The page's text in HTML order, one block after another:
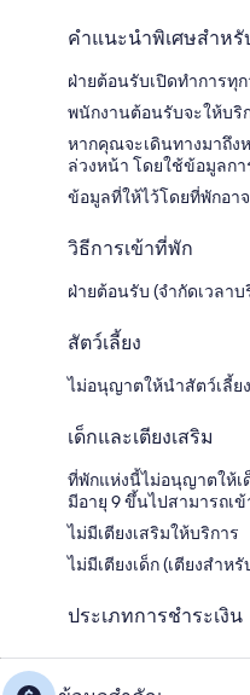
คำแนะนำพิเศษสำหรั
ฝ่ายต้อนรับเปิดทำการทุ
พนักงานต้อนรับจะให้บริ
หากคุณจะเดินทางมาถึง
ล่วงหน้า โดยใช้ข้อมูลก
ข้อมูลที่ให้ไว้โดยที่พักอา
วิธีการเข้าที่พัก
ฝ่ายต้อนรับ (จำกัดเวลาบ
สัตว์เลี้ยง
ไม่อนุญาตให้นำสัตว์เลี้ย
เด็กและเตียงเสริม
ที่พักแห่งนี้ไม่อนุญาตให้เ
มีอายุ 9 ขึ้นไปสามารถเ
ไม่มีเตียงเสริมให้บริการ
ไม่มีเตียงเด็ก (เตียงสำห
ประเภทการชำระเงิน